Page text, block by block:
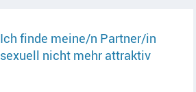
Ich finde meine/n Partner/in
sexuell nicht mehr attraktivArtikel